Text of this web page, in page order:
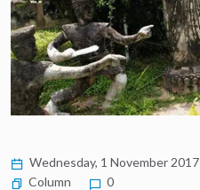
Wednesday, 1 November 2017
Column
0